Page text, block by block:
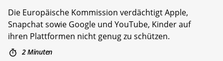
Die Europäische Kommission verdächtigt Apple,
Snapchat sowie Google und YouTube, Kinder auf
ihren Plattformen nicht genug zu schützen.
2 Minuten